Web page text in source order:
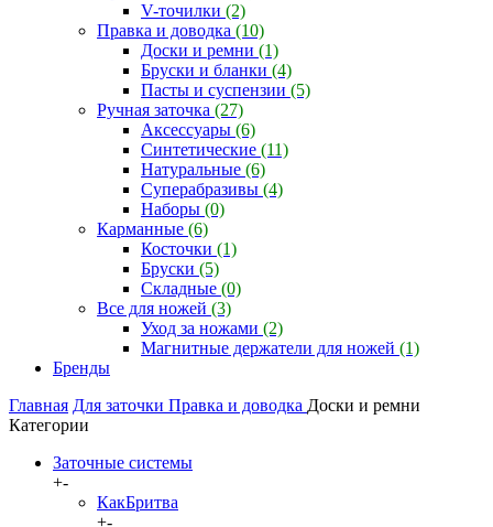
V-точилки (2)
Правка и доводка (10)
Доски и ремни (1)
Бруски и бланки (4)
Пасты и суспензии (5)
Ручная заточка (27)
Аксессуары (6)
Синтетические (11)
Натуральные (6)
Суперабразивы (4)
Наборы (0)
Карманные (6)
Косточки (1)
Бруски (5)
Складные (0)
Все для ножей (3)
Уход за ножами (2)
Магнитные держатели для ножей (1)
Бренды
Главная Для заточки Правка и доводка Доски и ремни
Категории
Заточные системы
+-
КакБритва
+-